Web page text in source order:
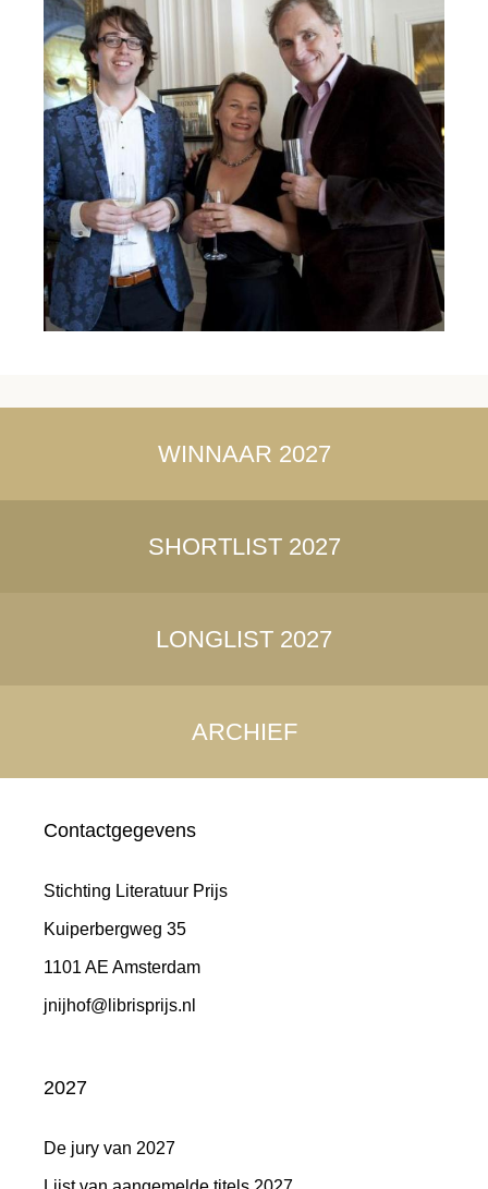
WINNAAR 2027
SHORTLIST 2027
LONGLIST 2027
ARCHIEF
Contactgegevens
Stichting Literatuur Prijs
Kuiperbergweg 35
1101 AE Amsterdam
jnijhof@librisprijs.nl
2027
De jury van 2027